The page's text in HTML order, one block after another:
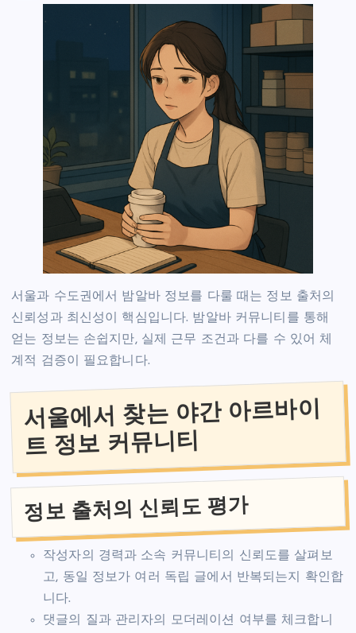
서울과 수도권에서 밤알바 정보를 다룰 때는 정보 출처의
신뢰성과 최신성이 핵심입니다. 밤알바 커뮤니티를 통해
얻는 정보는 손쉽지만, 실제 근무 조건과 다를 수 있어 체
계적 검증이 필요합니다.
서울에서 찾는 야간 아르바이
트 정보 커뮤니티
정보 출처의 신뢰도 평가
작성자의 경력과 소속 커뮤니티의 신뢰도를 살펴보
고, 동일 정보가 여러 독립 글에서 반복되는지 확인합
니다.
댓글의 질과 관리자의 모더레이션 여부를 체크합니